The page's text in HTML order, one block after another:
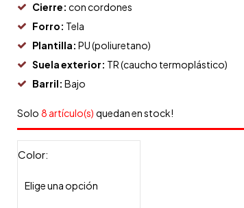
Cierre: con cordones
Forro: Tela
Plantilla: PU (poliuretano)
Suela exterior: TR (caucho termoplástico)
Barril: Bajo
Solo 8 artículo(s) quedan en stock!
Color